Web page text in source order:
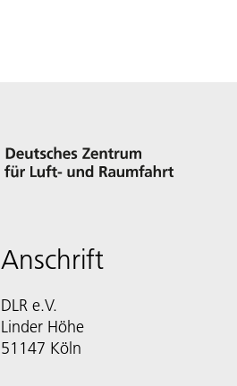
Anschrift
DLR e.V.
Linder Höhe
51147 Köln